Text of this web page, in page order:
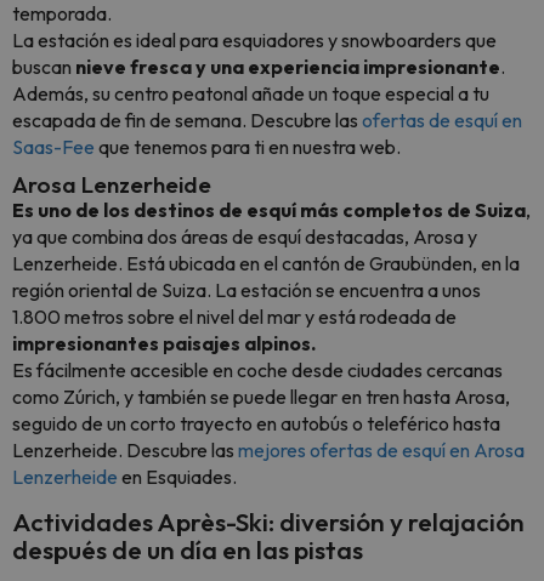
temporada.
La estación es ideal para esquiadores y snowboarders que
buscan nieve fresca y una experiencia impresionante.
Además, su centro peatonal añade un toque especial a tu
escapada de fin de semana. Descubre las ofertas de esquí en
Saas-Fee que tenemos para ti en nuestra web.
Arosa Lenzerheide
Es uno de los destinos de esquí más completos de Suiza,
ya que combina dos áreas de esquí destacadas, Arosa y
Lenzerheide. Está ubicada en el cantón de Graubünden, en la
región oriental de Suiza. La estación se encuentra a unos
1.800 metros sobre el nivel del mar y está rodeada de
impresionantes paisajes alpinos.
Es fácilmente accesible en coche desde ciudades cercanas
como Zúrich, y también se puede llegar en tren hasta Arosa,
seguido de un corto trayecto en autobús o teleférico hasta
Lenzerheide. Descubre las mejores ofertas de esquí en Arosa
Lenzerheide en Esquiades.
Actividades Après-Ski: diversión y relajación
después de un día en las pistas